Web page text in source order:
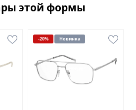
этой формы
-20% Новинка